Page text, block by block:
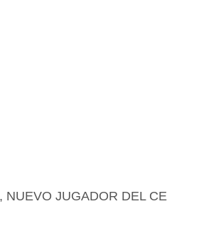
NUEVO JUGADOR DEL CE